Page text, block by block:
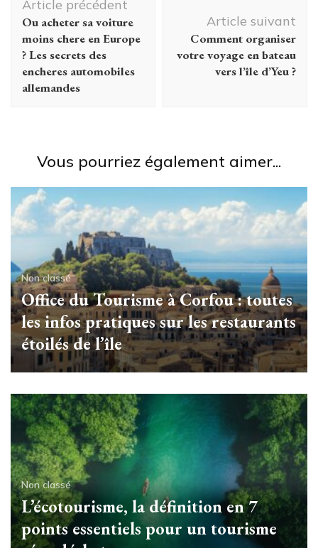
déchet
d'article
Article précédent
Ou acheter sa voiture
moins chere en Europe
? Les secrets des
encheres automobiles
allemandes
Article suivant
Comment organiser
votre voyage en bateau
vers l’île d’Yeu ?
Vous pourriez également aimer...
Non classé
Office du Tourisme à Corfou : toutes
les infos pratiques sur les restaurants
étoilés de l’île
Non classé
L’écotourisme, la définition en 7
points essentiels pour un tourisme